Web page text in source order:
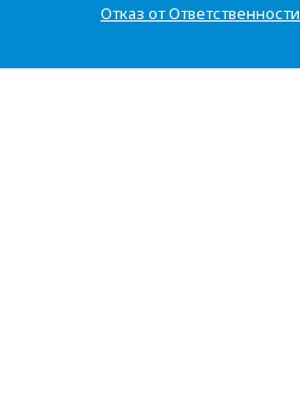
Отказ от Ответственности